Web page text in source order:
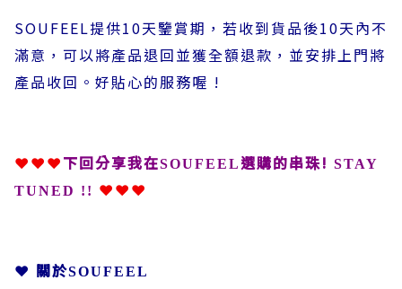
SOUFEEL提供10天鑒賞期，若收到貨品後10天內不
滿意，可以將產品退回並獲全額退款，並安排上門將
產品收回。好貼心的服務喔 !
❤❤❤下回分享我在SOUFEEL選購的串珠! STAY
TUNED !! ❤❤❤
❤ 關於SOUFEEL